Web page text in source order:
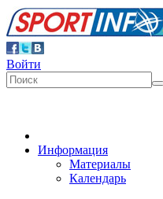
Войти
Информация
Материалы
Календарь